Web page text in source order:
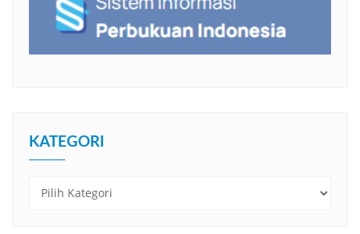
KATEGORI
Kategori